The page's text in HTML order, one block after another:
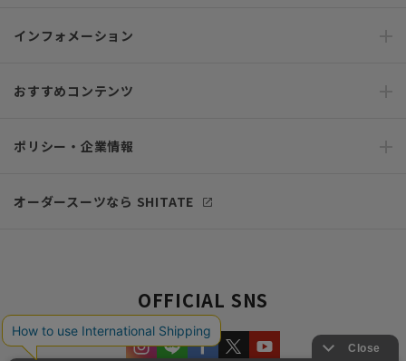
インフォメーション
おすすめコンテンツ
ポリシー・企業情報
オーダースーツなら SHITATE
OFFICIAL SNS